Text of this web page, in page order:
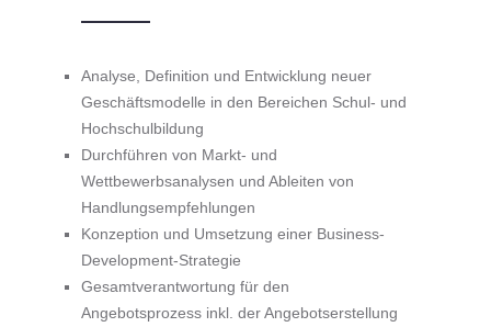
Analyse, Definition und Entwicklung neuer
Geschäftsmodelle in den Bereichen Schul- und
Hochschulbildung
Durchführen von Markt- und
Wettbewerbsanalysen und Ableiten von
Handlungsempfehlungen
Konzeption und Umsetzung einer Business-
Development-Strategie
Gesamtverantwortung für den
Angebotsprozess inkl. der Angebotserstellung